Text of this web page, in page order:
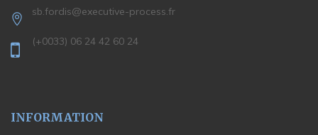
sb.fordis@executive-process.fr
(+0033) 06 24 42 60 24
INFORMATION